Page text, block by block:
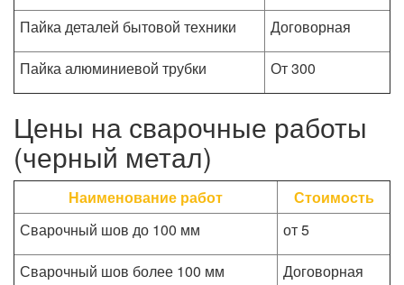
Пайка деталей бытовой техники
Договорная
Пайка алюминиевой трубки
От 300
Цены на сварочные работы
(черный метал)
Наименование работ
Стоимость
Сварочный шов до 100 мм
от 5
Сварочный шов более 100 мм
Договорная